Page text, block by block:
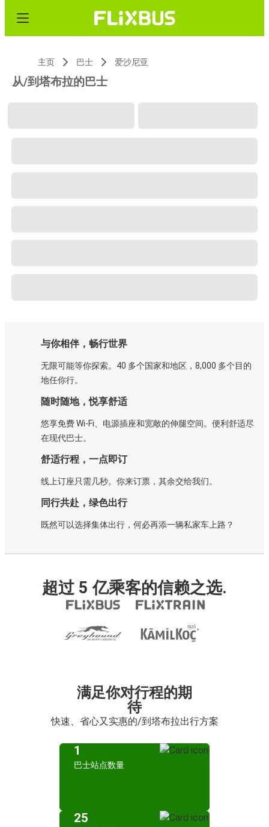
主页 巴士 爱沙尼亚
从/到塔布拉的巴士
与你相伴，畅行世界
无限可能等你探索。40 多个国家和地区，8,000 多个目的
地任你行。
随时随地，悦享舒适
悠享免费 Wi-Fi、电源插座和宽敞的伸腿空间。便利舒适尽
在现代巴士。
舒适行程，一点即订
线上订座只需几秒。你来订票，其余交给我们。
同行共赴，绿色出行
既然可以选择集体出行，何必再添一辆私家车上路？
超过 5 亿乘客的信赖之选.
满足你对行程的期
待
快速、省心又实惠的/到塔布拉出行方案
1
巴士站点数量
25